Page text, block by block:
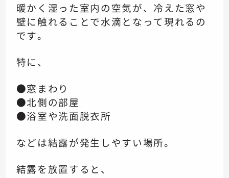
暖かく湿った室内の空気が、冷えた窓や
壁に触れることで水滴となって現れるの
です。
特に、
●窓まわり
●北側の部屋
●浴室や洗面脱衣所
などは結露が発生しやすい場所。
結露を放置すると、